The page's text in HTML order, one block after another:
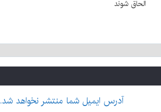
الحاق شوند
آدرس ایمیل شما منتشر نخواهد شد.